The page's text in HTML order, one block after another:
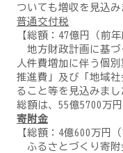
ついても増収を見込み
普通交付税
【総額：47億円（前
地方財政計画に基づ
人件費増加に伴う個
推進費」及び「地域
ること等を見込みま
総額は、55億5700万
寄附金
【総額：4億600万円
ふるさとづくり寄附